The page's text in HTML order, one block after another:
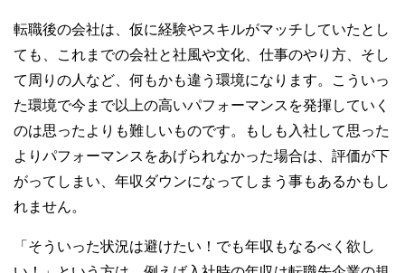
転職後の会社は、仮に経験やスキルがマッチしていたとし
ても、これまでの会社と社風や文化、仕事のやり方、そし
て周りの人など、何もかも違う環境になります。こういっ
た環境で今まで以上の高いパフォーマンスを発揮していく
のは思ったよりも難しいものです。もしも入社して思った
よりパフォーマンスをあげられなかった場合は、評価が下
がってしまい、年収ダウンになってしまう事もあるかもし
れません。
「そういった状況は避けたい！でも年収もなるべく欲し